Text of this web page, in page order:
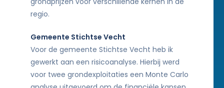
regio.
Gemeente Stichtse Vecht
Voor de gemeente Stichtse Vecht heb ik
gewerkt aan een risicoanalyse. Hierbij werd
voor twee grondexploitaties een Monte Carlo